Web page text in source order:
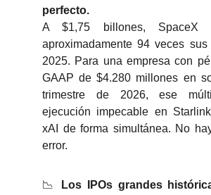
perfecto.
A $1,75 billones, SpaceX
aproximadamente 94 veces
2025. Para una empresa con
GAAP de $4.280 millones en
trimestre de 2026, ese
ejecución impecable en
xAI de forma simultánea. No
error.
📉
Los IPOs grandes